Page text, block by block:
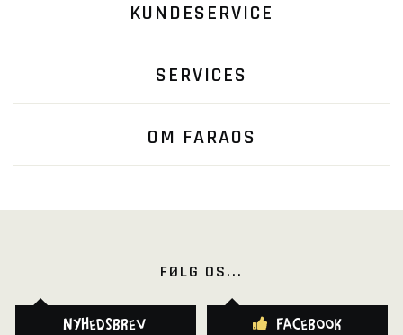
KUNDESERVICE
SERVICES
OM FARAOS
FØLG OS...
Nyhedsbrev Facebook